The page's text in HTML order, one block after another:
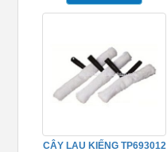
CÂY LAU KIẾNG TP693012